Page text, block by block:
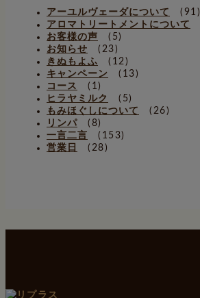
アーユルヴェーダについて
(91)
アロマトリートメントについて
お客様の声
(5)
お知らせ
(23)
きぬもよふ
(12)
キャンペーン
(13)
コース
(1)
ヒラヤミルク
(5)
もみほぐしについて
(26)
リンパ
(8)
一言二言
(153)
営業日
(28)